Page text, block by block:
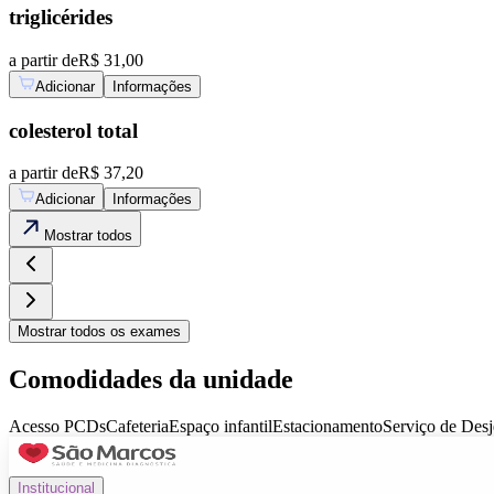
triglicérides
a partir deR$ 31,00
Adicionar Informações
colesterol total
a partir deR$ 37,20
Adicionar Informações
Mostrar todos
Mostrar todos os exames
Comodidades da unidade
Acesso PCDsCafeteriaEspaço infantilEstacionamentoServiço de
Institucional